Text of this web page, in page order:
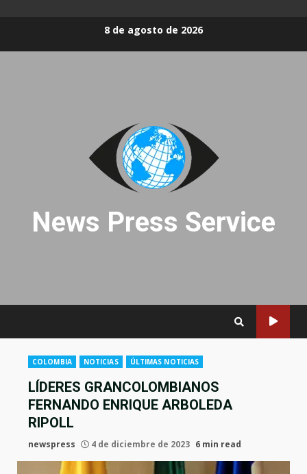
8 de agosto de 2026
News Press Service
COLOMBIA NOTICIAS ÚLTIMAS NOTICIAS
LÍDERES GRANCOLOMBIANOS
FERNANDO ENRIQUE ARBOLEDA
RIPOLL
newspress 4 de diciembre de 2023 6 min read